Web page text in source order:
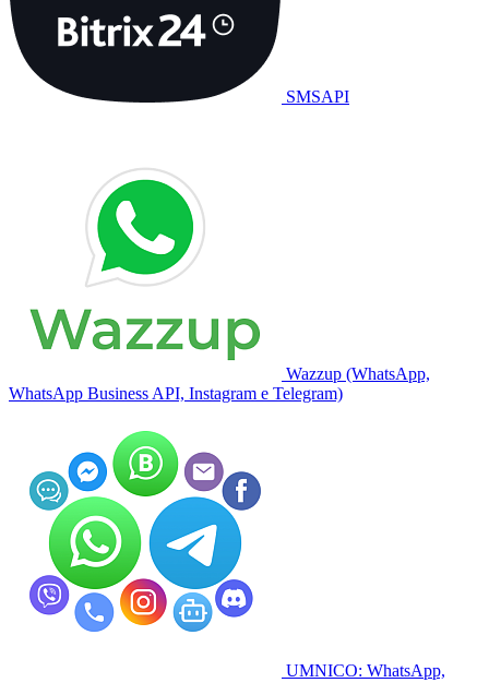
SMSAPI
Wazzup (WhatsApp,
WhatsApp Business API, Instagram e Telegram)
UMNICO: WhatsApp,